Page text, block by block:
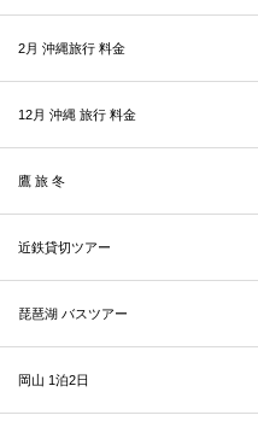
2月 沖縄旅行 料金
12月 沖縄 旅行 料金
鷹 旅 冬
近鉄貸切ツアー
琵琶湖 バスツアー
岡山 1泊2日